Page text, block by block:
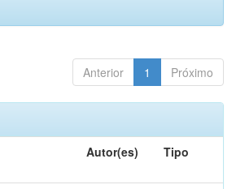
Anterior 1 Próximo
Autor(es) Tipo